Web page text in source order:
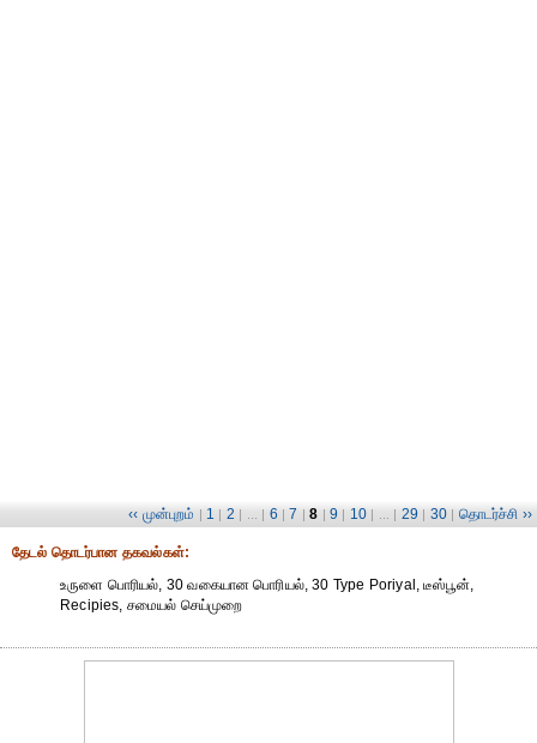
‹‹ முன்புறம் | 1 | 2 | ... | 6 | 7 | 8 | 9 | 10 | ... | 29 | 30 | தொடர்ச்சி ››
தேட‌ல் தொட‌ர்பான தகவ‌ல்க‌ள்:
உருளை பொரியல், 30 வகையான பொரியல், 30 Type Poriyal, டீஸ்பூன்,
Recipies, சமையல் செய்முறை